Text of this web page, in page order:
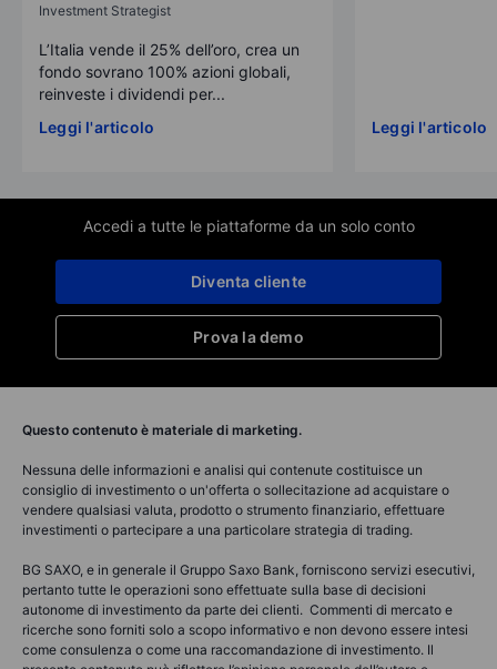
Investment Strategist
L’Italia vende il 25% dell’oro, crea un
fondo sovrano 100% azioni globali,
reinveste i dividendi per...
Leggi l'articolo
Leggi l'articolo
Accedi a tutte le piattaforme da un solo conto
Prova la demo
Diventa cliente
Questo contenuto è materiale di marketing.
Nessuna delle informazioni e analisi qui contenute costituisce un
consiglio di investimento o un'offerta o sollecitazione ad acquistare o
vendere qualsiasi valuta, prodotto o strumento finanziario, effettuare
investimenti o partecipare a una particolare strategia di trading.
BG SAXO, e in generale il Gruppo Saxo Bank, forniscono servizi esecutivi,
pertanto tutte le operazioni sono effettuate sulla base di decisioni
autonome di investimento da parte dei clienti. Commenti di mercato e
ricerche sono forniti solo a scopo informativo e non devono essere intesi
come consulenza o come una raccomandazione di investimento. Il